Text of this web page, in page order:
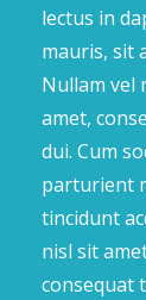
lectus in
mauris, sit
Nullam vel
amet,
dui. Cum
parturient
tincidunt
nisl sit
consequat